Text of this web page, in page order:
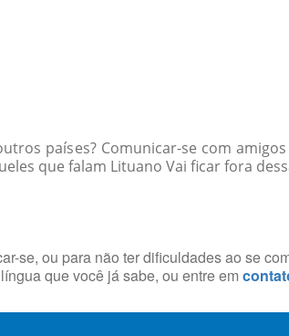
países? Comunicar-se com
que falam Lituano Vai ficar fora
se, ou para não ter dificuldades ao se
que você já sabe, ou entre em